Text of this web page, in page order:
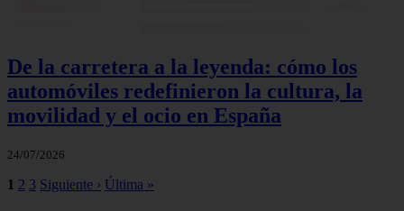
De la carretera a la leyenda: cómo los
automóviles redefinieron la cultura, la
movilidad y el ocio en España
24/07/2026
1 2 3 Siguiente › Última »